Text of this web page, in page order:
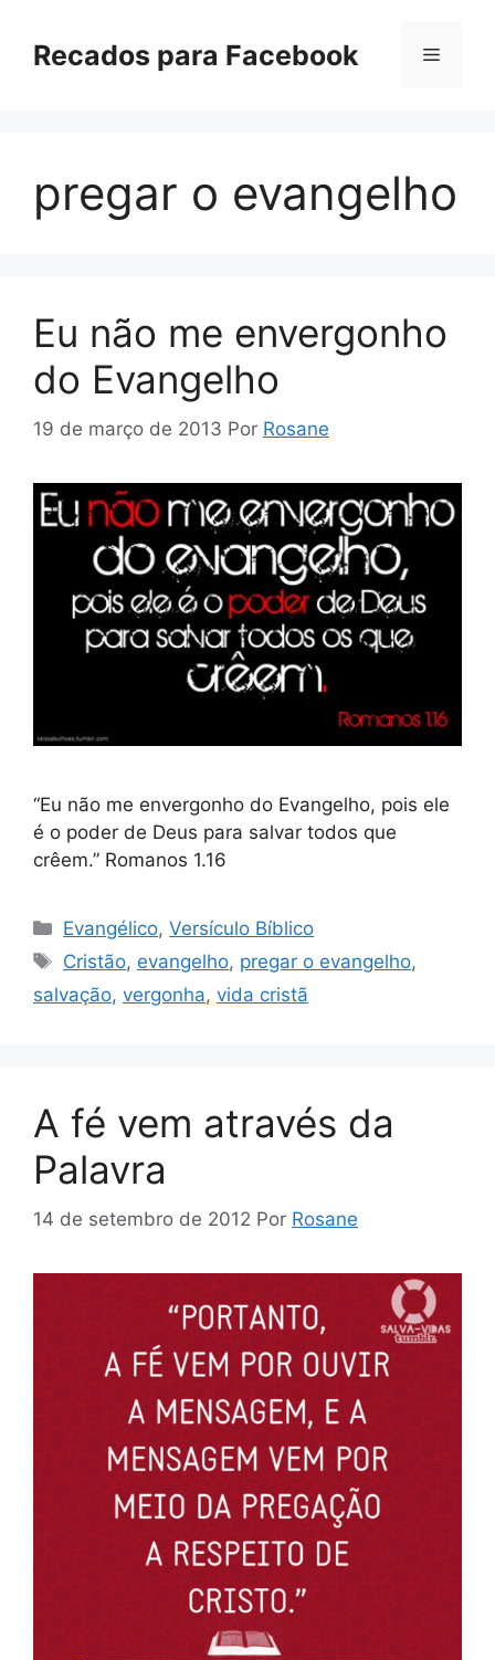
paraRecados para Facebook Menu
pregar o evangelho
Eu não me envergonho
do Evangelho
19 de março de 2013 Por Rosane
“Eu não me envergonho do Evangelho, pois ele
é o poder de Deus para salvar todos que
crêem.” Romanos 1.16
Categorias
Evangélico,Versículo Bíblico
Tags
Cristão, evangelho, pregar o evangelho,
salvação, vergonha, vida cristã
A fé vem através da
Palavra
14 de setembro de 2012 Por Rosane